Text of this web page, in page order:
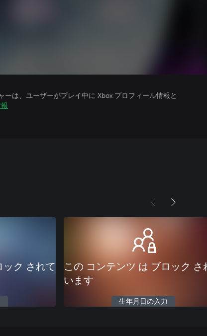
は、ユーザーがプレイ中に Xbox プロフィール情報と
ック されて
この コンテンツ は ブロック さ
います
生年月日の入力